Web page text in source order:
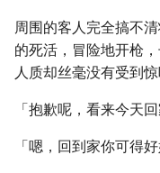
周围的客人完全搞不
的死活，冒险地开枪
人质却丝毫没有受到
「抱歉呢，看来今天
「嗯，回到家你可得